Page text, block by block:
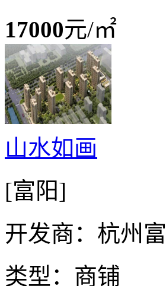
17000元/㎡
山水如画
[富阳]
开发商：杭州
类型：商铺